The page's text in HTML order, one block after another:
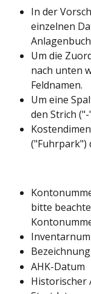
In der
einzelnen
Um die
nach unten
Feldnamen.
Um eine
den Strich ("-
("Fuhrpark")
bitte
Bezeichnung
AHK-Datum
Historischer